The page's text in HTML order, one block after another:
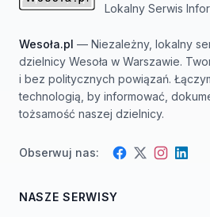
Lokalny Serwis
Wesoła.pl — Niezależny, lokalny
dzielnicy Wesoła w Warszawie.
i bez politycznych powiązań.
technologią, by informować,
tożsamość naszej dzielnicy.
Obserwuj nas: Facebook
Twitter
NASZE SERWISY